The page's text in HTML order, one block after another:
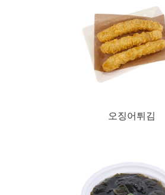
오징어튀김